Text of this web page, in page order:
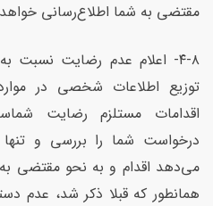
مقتضی به شما اطلاع‌رسانی خواهد
۴-۸- اعلام عدم رضایت نسبت
توزیع اطلاعات شخصی در
درخواست شما را بررسی و تنها
می‌دهد اقدام و به نحو مقتضی